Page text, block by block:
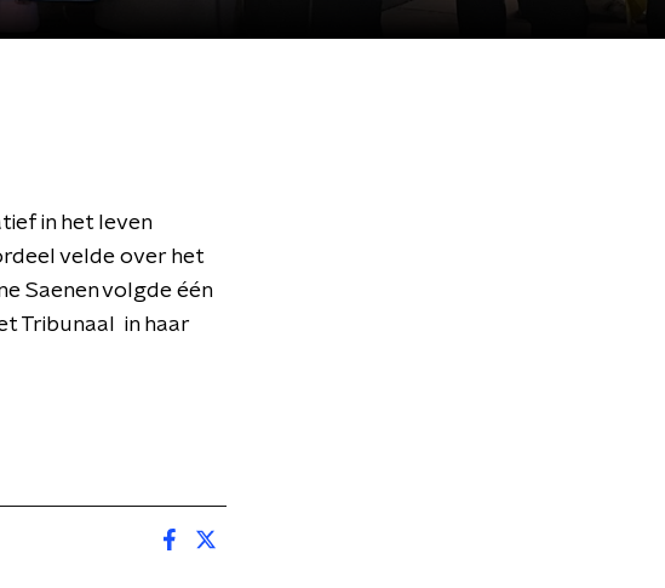
in het leven
velde over het
Saenen volgde één
Tribunaal in haar